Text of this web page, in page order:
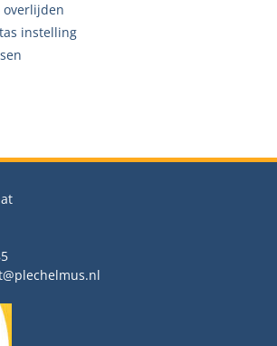
overlijden
instelling